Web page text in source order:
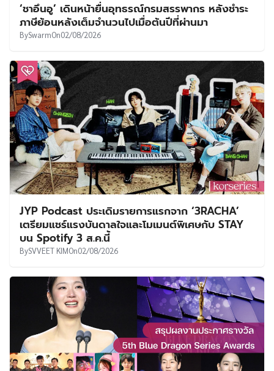
‘ชาอึนอู’ เดินหน้ายื่นอุทธรณ์กรมสรรพากร หลังชำระ
ภาษีย้อนหลังเต็มจำนวนไปเมื่อต้นปีที่ผ่านมา
BySwarmOn02/08/2026
JYP Podcast ประเดิมรายการแรกจาก ‘3RACHA’
เตรียมแชร์แรงบันดาลใจและโมเมนต์พิเศษกับ STAY
บน Spotify 3 ส.ค.นี้
BySVVEET KIMOn02/08/2026